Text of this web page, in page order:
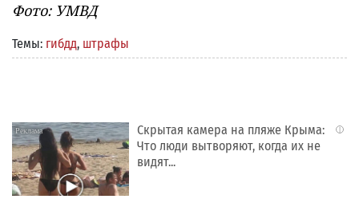
Фото: УМВД
Темы: гибдд, штрафы
i
Скрытая камера на пляже Крыма:
Что люди вытворяют, когда их не
видят...